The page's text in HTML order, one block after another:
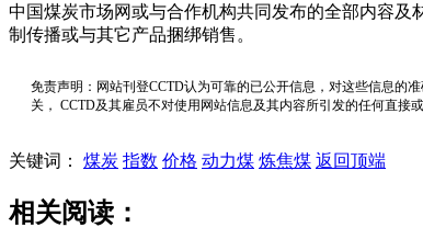
中国煤炭市场网或与合作机构共同发布的全部内容
制传播或与其它产品捆绑销售。
免责声明：网站刊登CCTD认为可靠的已公开信息，对这些信息的
关， CCTD及其雇员不对使用网站信息及其内容所引发的任何直接
关键词： 煤炭 指数 价格 动力煤 炼焦煤 返回顶端
相关阅读：